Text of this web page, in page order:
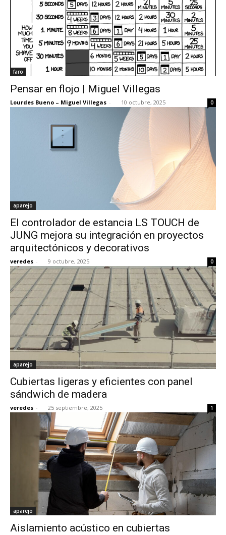
faro
Pensar en flojo | Miguel Villegas
Lourdes Bueno – Miguel Villegas - 10 octubre, 2025 0
aparejo
El controlador de estancia LS TOUCH de
JUNG mejora su integración en proyectos
arquitectónicos y decorativos
veredes - 9 octubre, 2025 0
aparejo
Cubiertas ligeras y eficientes con panel
sándwich de madera
veredes - 25 septiembre, 2025 1
aparejo
Aislamiento acústico en cubiertas